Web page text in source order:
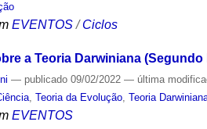
EVENTOS /Ciclos
a Teoria Darwiniana
— publicado 09/02/2022— última
,Teoria da Evolução ,Teoria
EVENTOS